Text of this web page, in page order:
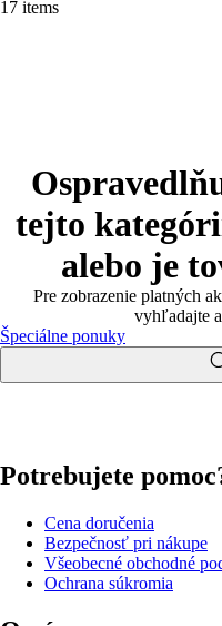
17 items
tejto
alebo je
Pre zobrazenie platných
vyhľadajte
Špeciálne ponuky
Potrebujete
Cena doručenia
Bezpečnosť pri nákupe
Všeobecné obchodné
Ochrana súkromia